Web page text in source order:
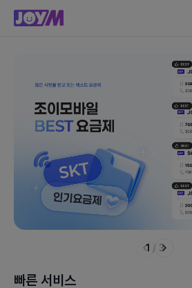
1 / 3
빠른 서비스